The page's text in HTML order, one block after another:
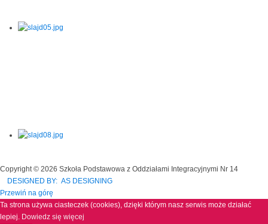
Copyright © 2026 Szkoła Podstawowa z Oddziałami Integracyjnymi Nr 14
DESIGNED BY: AS DESIGNING
Przewiń na górę
Ta strona używa ciasteczek (cookies), dzięki którym nasz serwis może działać
lepiej. Dowiedz się więcej